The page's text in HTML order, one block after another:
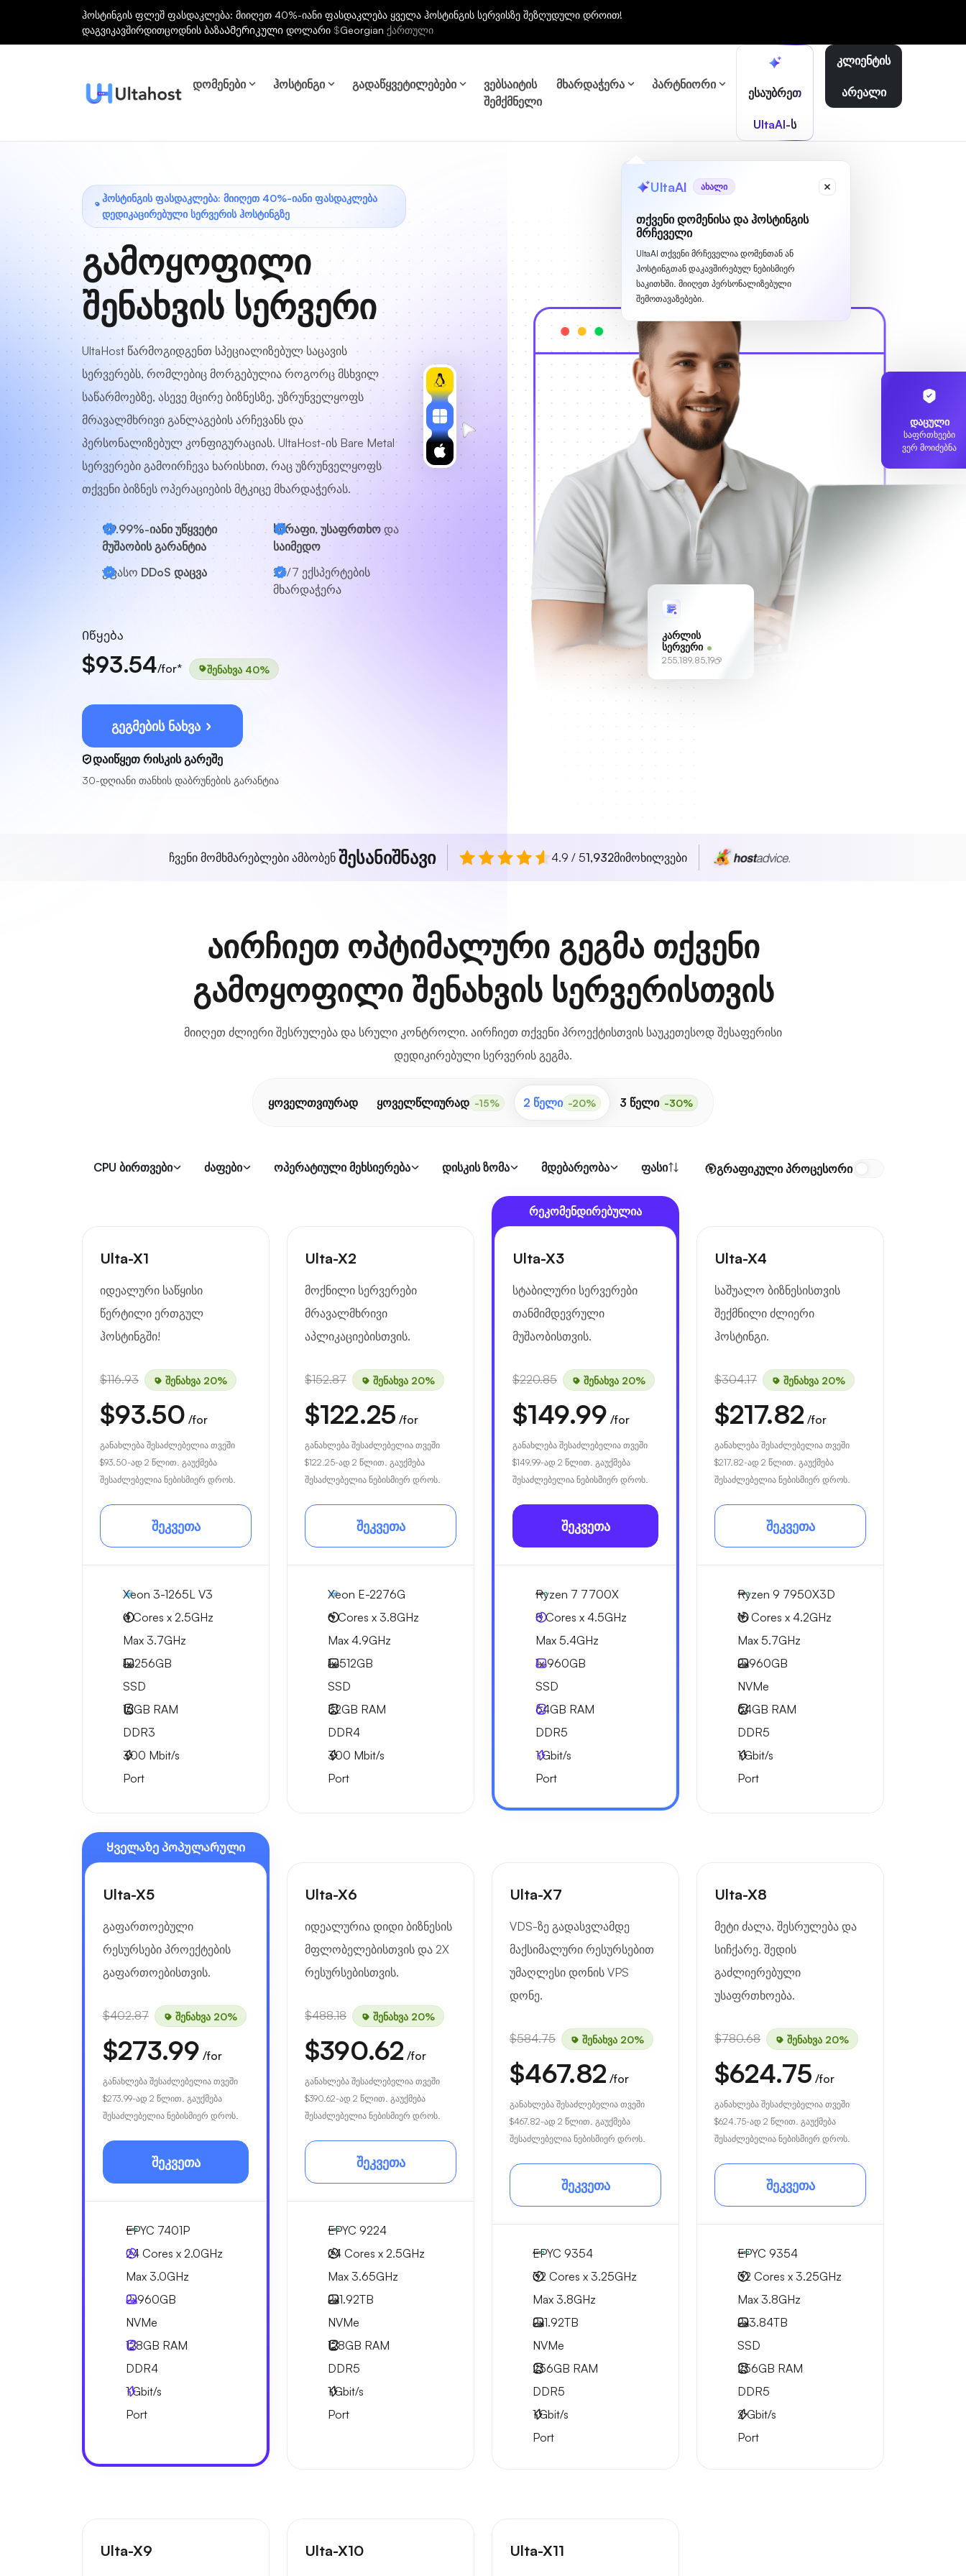
ჰოსტინგის ფლეშ ფასდაკლება: მიიღეთ 40%-იანი ფასდაკლება ყველა ჰოსტინგის სერვისზე შეზღუდული დროით!
დაგვიკავშირდითცოდნის ბაზაᲐმერიკული დოლარი $Georgian ქართული
დომენები ჰოსტინგი გადაწყვეტილებები
ვებსაიტის
შემქმნელი
მხარდაჭერა პარტნიორი
ესაუბრეთ
UltaAI-ს
UltaAI ახალი
თქვენი დომენისა და ჰოსტინგის
მრჩეველი
UltaAI თქვენი მრჩეველია დომენთან ან
ჰოსტინგთან დაკავშირებულ ნებისმიერ
საკითხში. მიიღეთ პერსონალიზებული
შემოთავაზებები.
კლიენტის
არეალი
ᲰᲝᲡᲢᲘᲜᲒᲘᲡ ᲤᲐᲡᲓᲐᲙᲚᲔᲑᲐ: ᲛᲘᲘᲦᲔᲗ 40%-ᲘᲐᲜᲘ ᲤᲐᲡᲓᲐᲙᲚᲔᲑᲐ
ᲓᲔᲓᲘᲙᲐᲪᲘᲠᲔᲑᲣᲚᲘ ᲡᲔᲠᲕᲔᲠᲘᲡ ᲰᲝᲡᲢᲘᲜᲒᲖᲔ
გამოყოფილი
შენახვის სერვერი
UltaHost წარმოგიდგენთ სპეციალიზებულ საცავის
სერვერებს, რომლებიც მორგებულია როგორც მსხვილ
საწარმოებზე, ასევე მცირე ბიზნესზე, უზრუნველყოფს
მრავალმხრივი განლაგების არჩევანს და
პერსონალიზებულ კონფიგურაციას. UltaHost-ის Bare Metal
სერვერები გამოირჩევა ხარისხით, რაც უზრუნველყოფს
თქვენი ბიზნეს ოპერაციების მტკიცე მხარდაჭერას.
99.99%-იანი უწყვეტი
მუშაობის გარანტია
სწრაფი, უსაფრთხოდა
საიმედო
უფასო DDoS დაცვა 24/7 ექსპერტების
მხარდაჭერა
Იწყება
$93.54/for* შენახვა 40%
გეგმების ნახვა
დაიწყეთ რისკის გარეშე
30-დღიანი თანხის დაბრუნების გარანტია
დაცული
საფრთხეები
ვერ მოიძებნა
კარლის
სერვერი
255.189.85.19
ჩვენი მომხმარებლები ამბობენ შესანიშნავი 4.9 / 51,932მიმოხილვები
აირჩიეთ ოპტიმალური გეგმა თქვენი
გამოყოფილი შენახვის სერვერისთვის
მიიღეთ ძლიერი შესრულება და სრული კონტროლი. აირჩიეთ თქვენი პროექტისთვის საუკეთესოდ შესაფერისი
დედიკირებული სერვერის გეგმა.
ყოველთვიურად ყოველწლიურად -15% 2 წელი -20% 3 წელი -30%
CPU ბირთვები ძაფები ოპერატიული მეხსიერება დისკის ზომა მდებარეობა ფასი გრაფიკული პროცესორი
Ulta-X1
იდეალური საწყისი
წერტილი ერთგულ
ჰოსტინგში!
$116.93 შენახვა 20%
$93.50 /for
განახლება შესაძლებელია თვეში
$93.50-ად 2 წლით. გაუქმება
შესაძლებელია ნებისმიერ დროს.
შეკვეთა
Xeon 3-1265L V3
4 Cores x 2.5GHz
Max 3.7GHz
1x256GB
SSD
16GB RAM
DDR3
300 Mbit/s
Port
Ulta-X2
მოქნილი სერვერები
მრავალმხრივი
აპლიკაციებისთვის.
$152.87 შენახვა 20%
$122.25 /for
განახლება შესაძლებელია თვეში
$122.25-ად 2 წლით. გაუქმება
შესაძლებელია ნებისმიერ დროს.
შეკვეთა
Xeon E-2276G
6 Cores x 3.8GHz
Max 4.9GHz
1x512GB
SSD
32GB RAM
DDR4
300 Mbit/s
Port
რეკომენდირებულია
Ulta-X3
სტაბილური სერვერები
თანმიმდევრული
მუშაობისთვის.
$220.85 შენახვა 20%
$149.99 /for
განახლება შესაძლებელია თვეში
$149.99-ად 2 წლით. გაუქმება
შესაძლებელია ნებისმიერ დროს.
შეკვეთა
Ryzen 7 7700X
8 Cores x 4.5GHz
Max 5.4GHz
1x960GB
SSD
64GB RAM
DDR5
1Gbit/s
Port
Ulta-X4
საშუალო ბიზნესისთვის
შექმნილი ძლიერი
ჰოსტინგი.
$304.17 შენახვა 20%
$217.82 /for
განახლება შესაძლებელია თვეში
$217.82-ად 2 წლით. გაუქმება
შესაძლებელია ნებისმიერ დროს.
შეკვეთა
Ryzen 9 7950X3D
16 Cores x 4.2GHz
Max 5.7GHz
2x960GB
NVMe
64GB RAM
DDR5
1Gbit/s
Port
Ყველაზე პოპულარული
Ulta-X5
გაფართოებული
რესურსები პროექტების
გაფართოებისთვის.
$402.87 შენახვა 20%
$273.99 /for
განახლება შესაძლებელია თვეში
$273.99-ად 2 წლით. გაუქმება
შესაძლებელია ნებისმიერ დროს.
შეკვეთა
EPYC 7401P
24 Cores x 2.0GHz
Max 3.0GHz
2x960GB
NVMe
128GB RAM
DDR4
1Gbit/s
Port
Ulta-X6
იდეალურია დიდი ბიზნესის
მფლობელებისთვის და 2X
რესურსებისთვის.
$488.18 შენახვა 20%
$390.62 /for
განახლება შესაძლებელია თვეში
$390.62-ად 2 წლით. გაუქმება
შესაძლებელია ნებისმიერ დროს.
შეკვეთა
EPYC 9224
24 Cores x 2.5GHz
Max 3.65GHz
2x1.92TB
NVMe
128GB RAM
DDR5
1Gbit/s
Port
Ulta-X7
VDS-ზე გადასვლამდე
მაქსიმალური რესურსებით
უმაღლესი დონის VPS
დონე.
$584.75 შენახვა 20%
$467.82 /for
განახლება შესაძლებელია თვეში
$467.82-ად 2 წლით. გაუქმება
შესაძლებელია ნებისმიერ დროს.
შეკვეთა
EPYC 9354
32 Cores x 3.25GHz
Max 3.8GHz
2x1.92TB
NVMe
256GB RAM
DDR5
1Gbit/s
Port
Ulta-X8
მეტი ძალა, შესრულება და
სიჩქარე. შედის
გაძლიერებული
უსაფრთხოება.
$780.68 შენახვა 20%
$624.75 /for
განახლება შესაძლებელია თვეში
$624.75-ად 2 წლით. გაუქმება
შესაძლებელია ნებისმიერ დროს.
შეკვეთა
EPYC 9354
32 Cores x 3.25GHz
Max 3.8GHz
2x3.84TB
SSD
256GB RAM
DDR5
2Gbit/s
Port
Ulta-X9 Ulta-X10 Ulta-X11